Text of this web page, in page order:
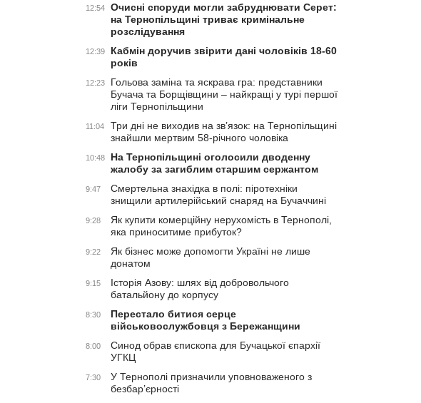
12:54
Очисні споруди могли забруднювати Серет:
на Тернопільщині триває кримінальне
розслідування
12:39
Кабмін доручив звірити дані чоловіків 18-60
років
12:23
Гольова заміна та яскрава гра: представники
Бучача та Борщівщини – найкращі у турі першої
ліги Тернопільщини
11:04
Три дні не виходив на зв’язок: на Тернопільщині
знайшли мертвим 58-річного чоловіка
10:48
На Тернопільщині оголосили дводенну
жалобу за загиблим старшим сержантом
9:47
Смертельна знахідка в полі: піротехніки
знищили артилерійський снаряд на Бучаччині
9:28
Як купити комерційну нерухомість в Тернополі,
яка приноситиме прибуток?
9:22
Як бізнес може допомогти Україні не лише
донатом
9:15
Історія Азову: шлях від добровольчого
батальйону до корпусу
8:30
Перестало битися серце
військовослужбовця з Бережанщини
8:00
Синод обрав єпископа для Бучацької єпархії
УГКЦ
7:30
У Тернополі призначили уповноваженого з
безбар’єрності